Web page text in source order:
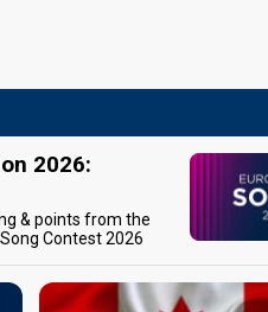
2026:
& points from the
Contest 2026